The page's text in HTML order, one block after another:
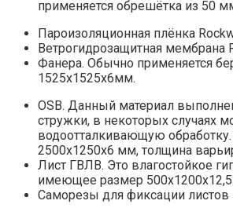
применяется обрешётка из 50
Пароизоляционная плёнка
Ветрогидрозащитная мембрана
Фанера. Обычно применяется
1525х1525х6мм.
OSB. Данный материал
стружки, в некоторых случаях
водоотталкивающую
2500х1250х6 мм, толщина
Лист ГВЛВ. Это влагостойкое
имеющее размер
Саморезы для фиксации листов